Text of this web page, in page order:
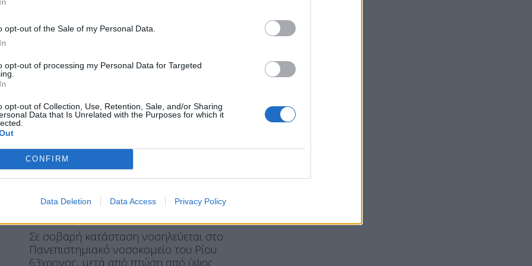
opt-out of the Sale of my Personal Data.
opt-out of processing my Personal Data for Targeted
opt-out of Collection, Use, Retention, Sale, and/or Sharing
Data that Is Unrelated with the Purposes for which it
CONFIRM
Data Deletion Data Access Privacy Policy
Θεσπρωτία: Σε σοβαρή
κατάσταση 63χρονος που έπεσε
Η Συντακτική ομάδα του Libre
Σε σοβαρή κατάσταση νοσηλεύεται στο
Πανεπιστημιακό νοσοκομείο του Ρίου
63χρονος, μετά από πτώση από ύψος